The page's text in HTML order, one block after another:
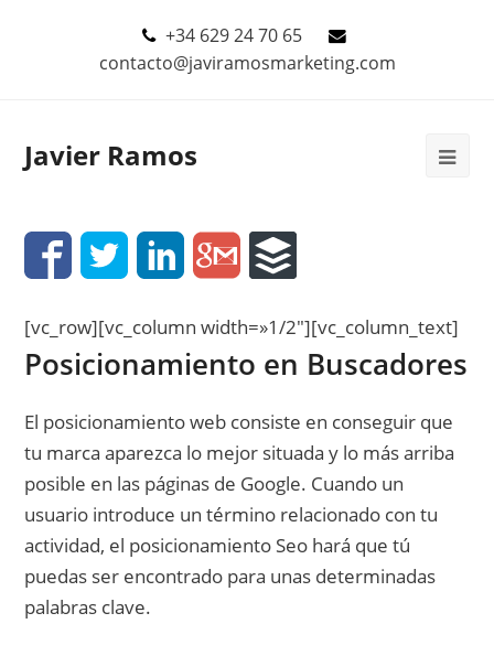
+34 629 24 70 65
contacto@javiramosmarketing.com
Javier Ramos
[vc_row][vc_column width=»1/2″][vc_column_text]
Posicionamiento en Buscadores
El posicionamiento web consiste en conseguir que
tu marca aparezca lo mejor situada y lo más arriba
posible en las páginas de Google. Cuando un
usuario introduce un término relacionado con tu
actividad, el posicionamiento Seo hará que tú
puedas ser encontrado para unas determinadas
palabras clave.